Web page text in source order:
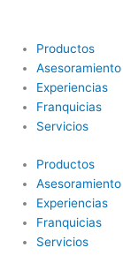
contenidoProductos
Asesoramiento
Experiencias
Franquicias
Servicios
Productos
Asesoramiento
Experiencias
Franquicias
Servicios